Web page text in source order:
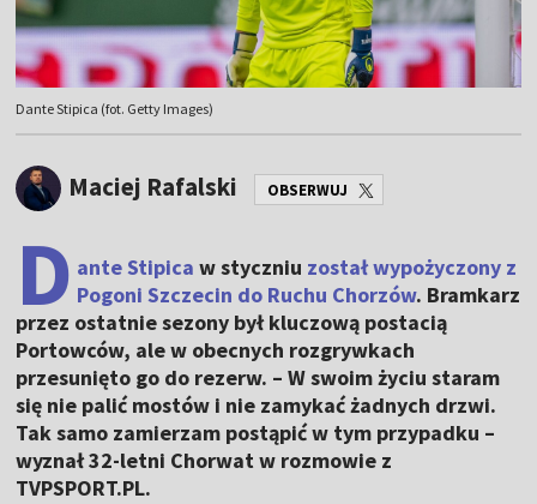
Dante Stipica (fot. Getty Images)
Maciej Rafalski OBSERWUJ
D ante Stipica w styczniu został wypożyczony z
Pogoni Szczecin do Ruchu Chorzów. Bramkarz
przez ostatnie sezony był kluczową postacią
Portowców, ale w obecnych rozgrywkach
przesunięto go do rezerw. – W swoim życiu staram
się nie palić mostów i nie zamykać żadnych drzwi.
Tak samo zamierzam postąpić w tym przypadku –
wyznał 32-letni Chorwat w rozmowie z
TVPSPORT.PL.